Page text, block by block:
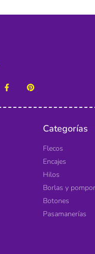
Categorías
Flecos
Encajes
Hilos
Borlas y
Botones
Pasamanerías